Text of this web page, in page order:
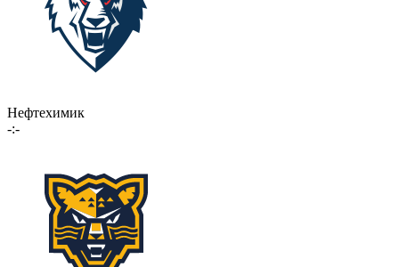
Нефтехимик
-:-